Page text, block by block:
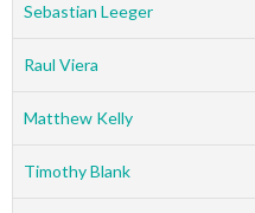
Sebastian Leeger
Raul Viera
Matthew Kelly
Timothy Blank